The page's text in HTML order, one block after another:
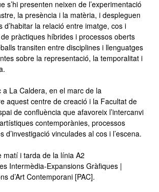
s’hi presenten neixen de l’experimentació
la presència i la matèria, i despleguen
d’habitar la relació entre imatge, cos i
pràctiques híbrides i processos oberts
transiten entre disciplines i llenguatges
sobre la representació, la temporalitat i
a La Caldera, en el marc de la
aquest centre de creació i la Facultat de
de confluència que afavoreix l’intercanvi
contemporànies, processos
d’investigació vinculades al cos i l’escena.
matí i tarda de la línia A2
Intermèdia-Expansions Gràfiques |
d’Art Contemporani [PAC].